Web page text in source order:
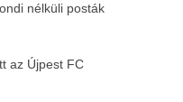
nélküli posták
az Újpest FC